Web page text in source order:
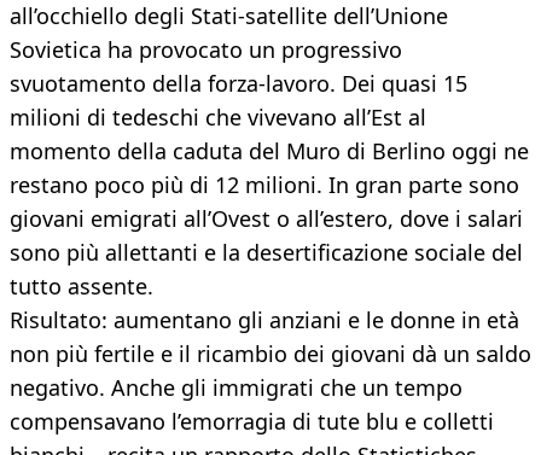
all’occhiello degli Stati-satellite dell’Unione
Sovietica ha provocato un progressivo
svuotamento della forza-lavoro. Dei quasi 15
milioni di tedeschi che vivevano all’Est al
momento della caduta del Muro di Berlino oggi ne
restano poco più di 12 milioni. In gran parte sono
giovani emigrati all’Ovest o all’estero, dove i salari
sono più allettanti e la desertificazione sociale del
tutto assente.
Risultato: aumentano gli anziani e le donne in età
non più fertile e il ricambio dei giovani dà un saldo
negativo. Anche gli immigrati che un tempo
compensavano l’emorragia di tute blu e colletti